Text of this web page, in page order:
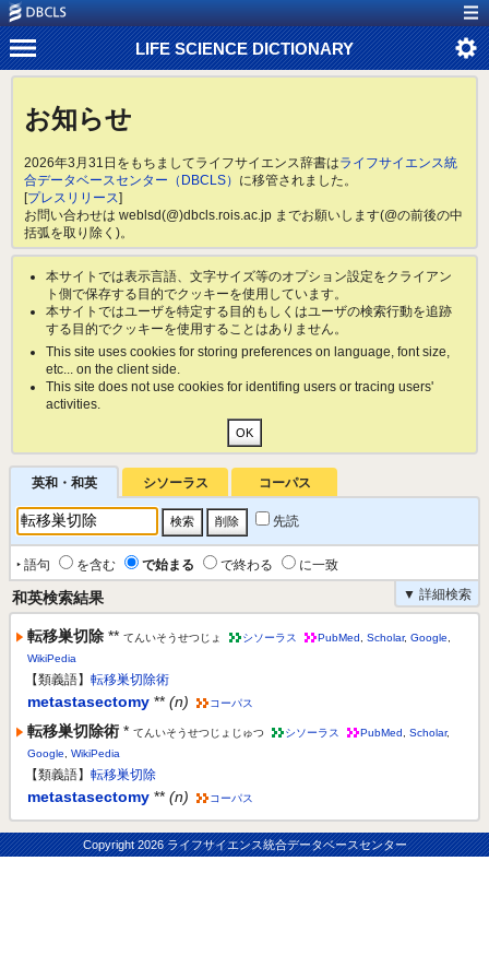
LIFE SCIENCE DICTIONARY
お知らせ
2026年3月31日をもちましてライフサイエンス辞書はライフサイエンス統
合データベースセンター（DBCLS） に移管されました。
[プレスリリース]
お問い合わせは weblsd(@)dbcls.rois.ac.jp までお願いします(@の前後の中
括弧を取り除く)。
本サイトでは表示言語、文字サイズ等のオプション設定をクライアン
ト側で保存する目的でクッキーを使用しています。
本サイトではユーザを特定する目的もしくはユーザの検索行動を追跡
する目的でクッキーを使用することはありません。
This site uses cookies for storing preferences on language, font size,
etc... on the client side.
This site does not use cookies for identifing users or tracing users'
activities.
英和・和英 シソーラス コーパス
先読
‣ 語句 を含む で始まる で終わる
に一致
▼ 詳細検索
和英検索結果
転移巣切除 ** てんいそうせつじょ シソーラス PubMed Scholar, Google
WikiPedia
【類義語】 転移巣切除術
metastasectomy ** (n) コーパス
転移巣切除術 * てんいそうせつじょじゅつ シソーラス PubMed Scholar,
Google
WikiPedia
【類義語】 転移巣切除
metastasectomy ** (n) コーパス
Copyright2026 ライフサイエンス統合データベースセンター